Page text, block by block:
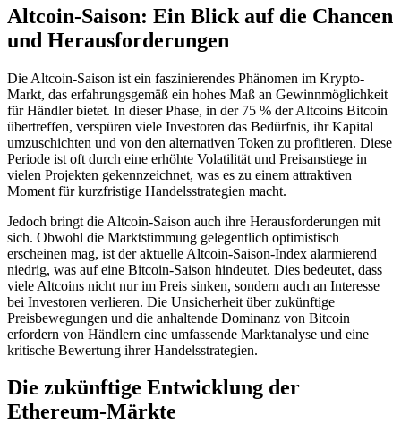
Altcoin-Saison: Ein Blick auf die Chancen
und Herausforderungen
Die Altcoin-Saison ist ein faszinierendes Phänomen im Krypto-
Markt, das erfahrungsgemäß ein hohes Maß an Gewinnmöglichkeit
für Händler bietet. In dieser Phase, in der 75 % der Altcoins Bitcoin
übertreffen, verspüren viele Investoren das Bedürfnis, ihr Kapital
umzuschichten und von den alternativen Token zu profitieren. Diese
Periode ist oft durch eine erhöhte Volatilität und Preisanstiege in
vielen Projekten gekennzeichnet, was es zu einem attraktiven
Moment für kurzfristige Handelsstrategien macht.
Jedoch bringt die Altcoin-Saison auch ihre Herausforderungen mit
sich. Obwohl die Marktstimmung gelegentlich optimistisch
erscheinen mag, ist der aktuelle Altcoin-Saison-Index alarmierend
niedrig, was auf eine Bitcoin-Saison hindeutet. Dies bedeutet, dass
viele Altcoins nicht nur im Preis sinken, sondern auch an Interesse
bei Investoren verlieren. Die Unsicherheit über zukünftige
Preisbewegungen und die anhaltende Dominanz von Bitcoin
erfordern von Händlern eine umfassende Marktanalyse und eine
kritische Bewertung ihrer Handelsstrategien.
Die zukünftige Entwicklung der
Ethereum-Märkte